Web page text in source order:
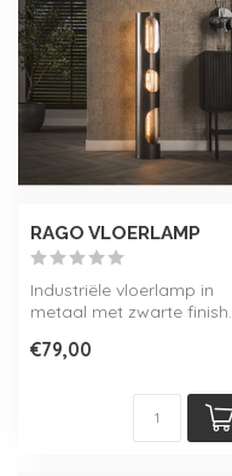
RAGO VLOERLAMP
Industriële vloerlamp in
metaal met zwarte finish.
pe...
€79,00